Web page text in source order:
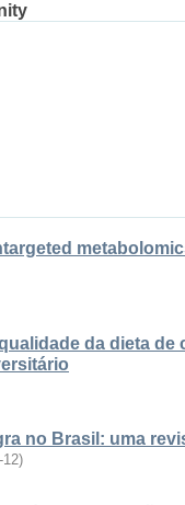
da dieta
no Brasil: uma
12)